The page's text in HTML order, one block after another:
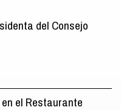
del Consejo
el Restaurante